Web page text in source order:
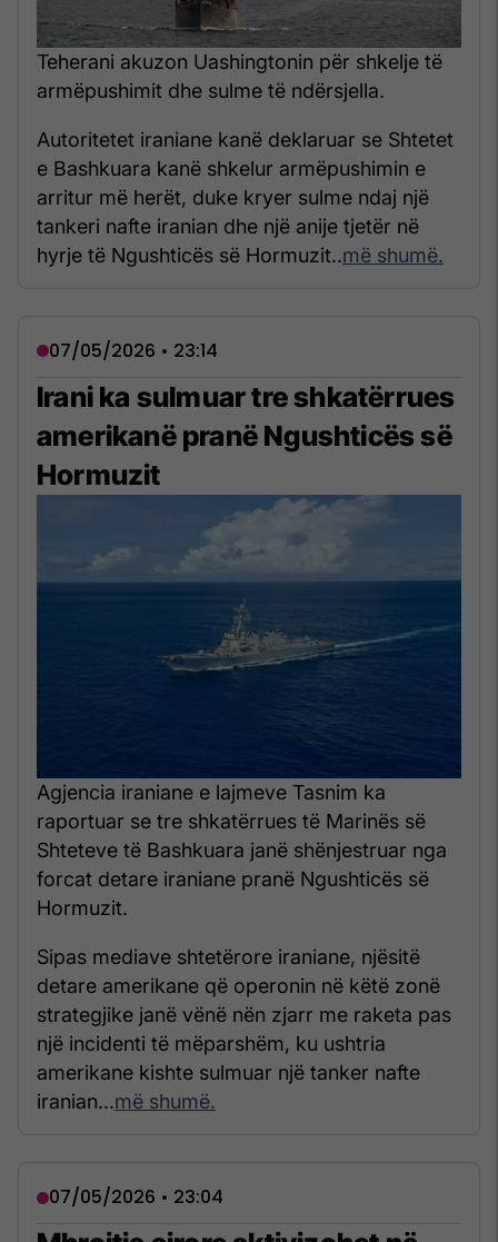
Teherani akuzon Uashingtonin për shkelje të
armëpushimit dhe sulme të ndërsjella.
Autoritetet iraniane kanë deklaruar se Shtetet
e Bashkuara kanë shkelur armëpushimin e
arritur më herët, duke kryer sulme ndaj një
tankeri nafte iranian dhe një anije tjetër në
hyrje të Ngushticës së Hormuzit..më shumë.
07/05/2026 • 23:14
Irani ka sulmuar tre shkatërrues
amerikanë pranë Ngushticës së
Hormuzit
Agjencia iraniane e lajmeve Tasnim ka
raportuar se tre shkatërrues të Marinës së
Shteteve të Bashkuara janë shënjestruar nga
forcat detare iraniane pranë Ngushticës së
Hormuzit.
Sipas mediave shtetërore iraniane, njësitë
detare amerikane që operonin në këtë zonë
strategjike janë vënë nën zjarr me raketa pas
një incidenti të mëparshëm, ku ushtria
amerikane kishte sulmuar një tanker nafte
iranian...më shumë.
07/05/2026 • 23:04